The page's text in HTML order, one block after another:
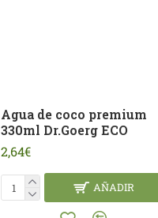
Agua de coco premium
330ml Dr.Goerg ECO
2,64€
AÑADIR